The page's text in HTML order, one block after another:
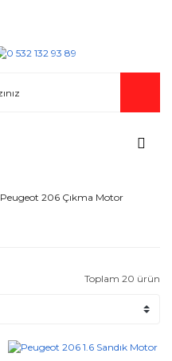
Peugeot 206 Çıkma Motor
Toplam 20 ürün